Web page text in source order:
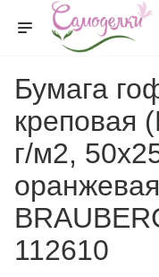
Бумага
креповая
г/м2,
112610